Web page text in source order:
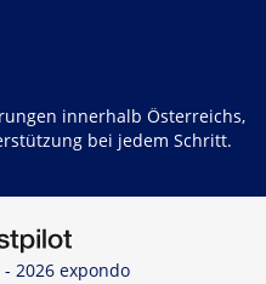
innerhalb Österreichs,
bei jedem Schritt.
2026 expondo